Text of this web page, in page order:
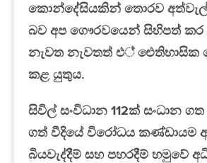
කොන්දේසියකින් තොරව අත්වැල්
බව අප ගෞරවයෙන් සිහිපත් කර
නැවත නැවතත් එ් ඓතිහාසික
කළ යුතුය.
සිවිල් සංවිධාන 112ක් සංධාන
ගත් වීදියේ විරෝධය කණ්ඩායම
බියවැද්දීම් සහ පහරදීම් හමුවේ